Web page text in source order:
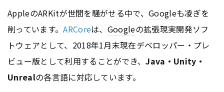
AppleのARKitが世間を騒がせる中で、Googleも凌ぎを
削っています。ARCoreは、 Googleの拡張現実開発ソフ
トウェアとして、2018年1月末現在デベロッパー・プレ
ビュー版として利用することができ、Java・Unity・
Unrealの各言語に対応しています。